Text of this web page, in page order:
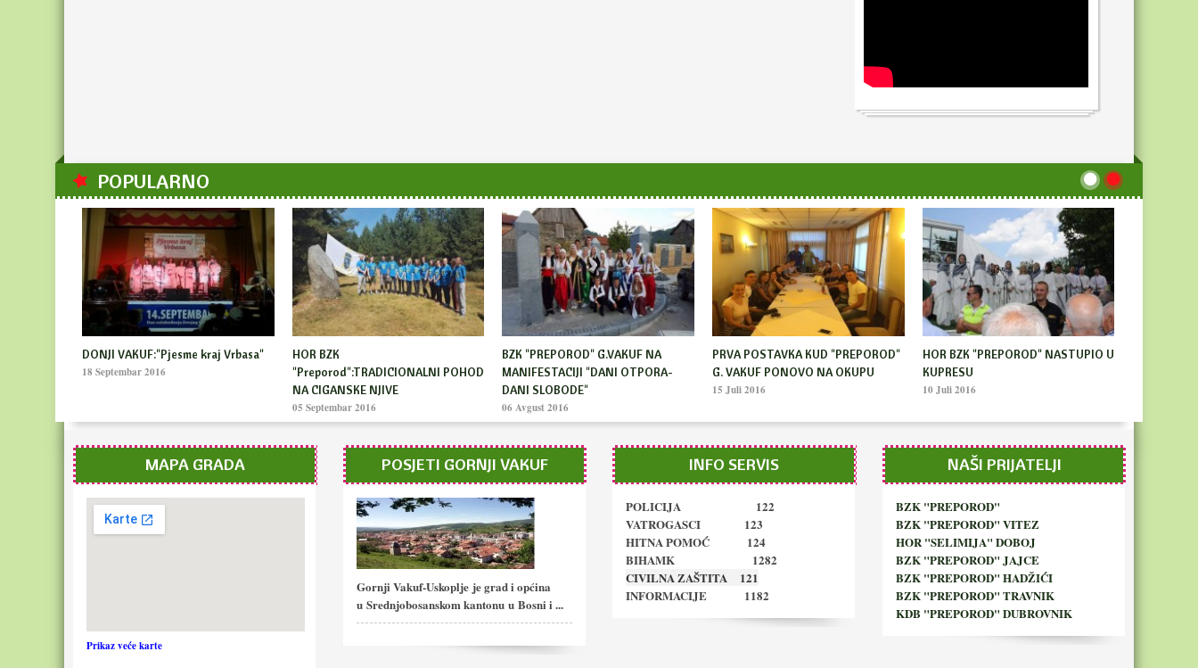
POPULARNO
BZK "PREPOROD": SMOTRA
FOLKLORA NOVI TRAVNIK
BZK Preporod Gornji Vakuf uručena
zahvalnica
03 Mart 2014
BZK "Preporod" Gornji Vakuf u
Gracu: nastavak putovanja
20 Januar 2014
BZK Preporod Gornji Vakuf uručena
posebna zahvalnica
12 Januar 2014
Visočko ljeto 2013 - Program Dana
kulture i sporta
26 Decembar 2013
MAPA GRADA POSJETI GORNJI VAKUF
Gornji Vakuf-Uskopljeje grad i općina
u Srednjobosanskom kantonu u Bosni i ...
INFO SERVIS
POLICIJA 122
VATROGASCI 123
HITNA POMOĆ 124
BIHAMK 1282
CIVILNA ZAŠTITA 121
INFORMACIJE 1182
NAŠI PRIJATELJI
BZK "PREPOROD"
BZK "PREPOROD" VITEZ
HOR "SELIMIJA" DOBOJ
BZK "PREPOROD" JAJCE
BZK "PREPOROD" HADŽIĆI
BZK "PREPOROD" TRAVNIK
KDB "PREPOROD" DUBROVNIK